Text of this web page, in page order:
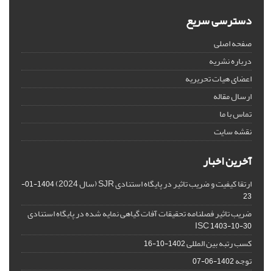
دسترسی سریع
صفحه اصلی
درباره نشریه
اعضای هیات تحریریه
ارسال مقاله
تماس با ما
نقشه سایت
آخرین اخبار
ارتقا کیفیت و ضریب تاثیر در پایگاه استنادی SJR (سال 2024)
1404-01-
23
ضریب تاثیر فصلنامه تحقیقات آفات گیاهی نمایه شده در پایگاه استنادی
ISC1403-10-30
کسب رتبه بین المللی1402-10-16
توجه1402-06-07